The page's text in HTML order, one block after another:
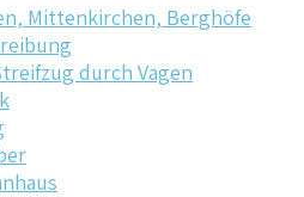
Mittenkirchen, Berghöfe
durch Vagen